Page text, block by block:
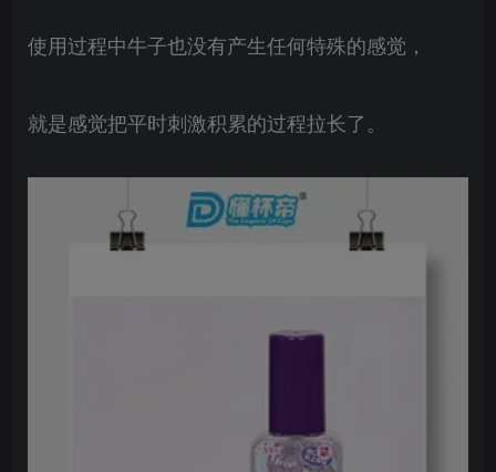
使用过程中牛子也没有产生任何特殊的感觉，
就是感觉把平时刺激积累的过程拉长了。